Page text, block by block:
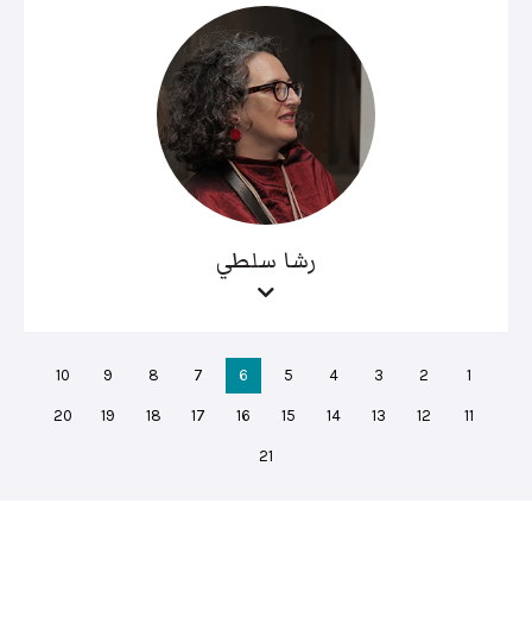
رشا سلطي
1
2
3
4
5
6
7
8
9
10
11
12
13
14
15
16
17
18
19
20
21